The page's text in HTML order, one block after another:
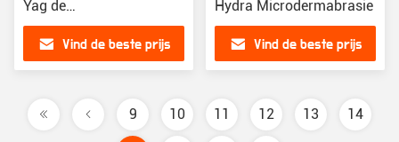
Yag de
Verwijderingsmachine
Vind de beste prijs
Hydra Microdermabrasie
Vind de beste prijs
9 10 11 12 13 14